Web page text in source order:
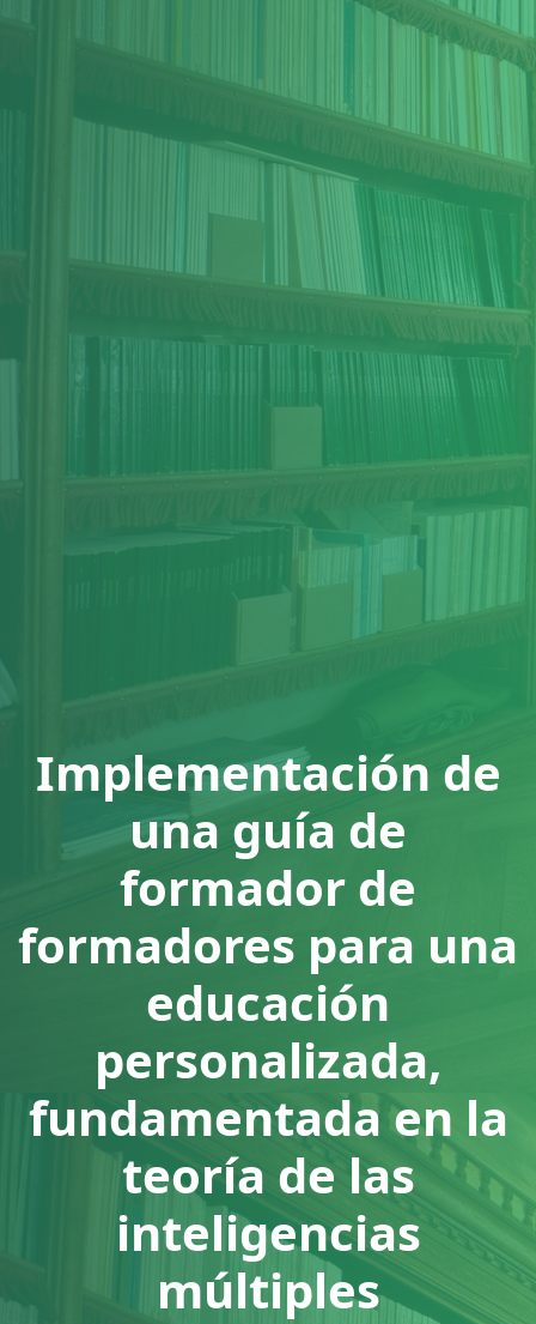
Implementación de
una guía de
formador de
formadores para una
educación
personalizada,
fundamentada en la
teoría de las
inteligencias
múltiples